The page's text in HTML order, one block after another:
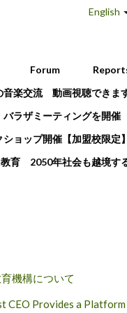
English
Forum
楽交流 動画視聴できま
ラザミーティングを開催
ョップ開催【加盟校限定】
育 2050年社会も越境す
機構について
CEO Provides a